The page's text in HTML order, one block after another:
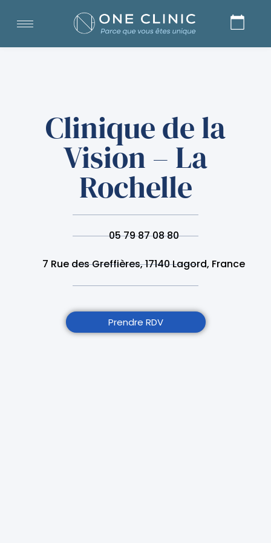
Clinique de la
Vision – La
Rochelle
05 79 87 08 80
7 Rue des Greffières, 17140 Lagord, France
Prendre RDV